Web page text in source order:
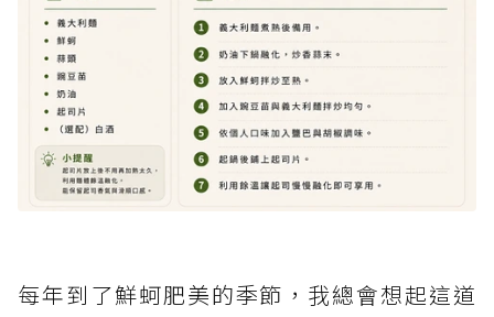
每年到了鮮蚵肥美的季節，我總會想起這道